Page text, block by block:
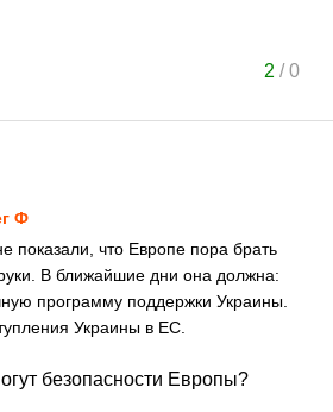
2 /0
Ф
показали, что Европе пора брать
В ближайшие дни она должна:
программу поддержки Украины.
Украины в ЕС.
безопасности Европы?